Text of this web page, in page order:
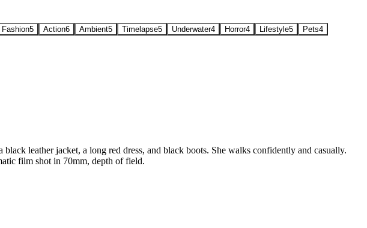
Fashion5 Action6 Ambient5 Timelapse5 Underwater4 Horror4 Lifestyle5 Pets4
leather jacket, a long red dress, and black boots. She walks confidently and casually.
film shot in 70mm, depth of field.